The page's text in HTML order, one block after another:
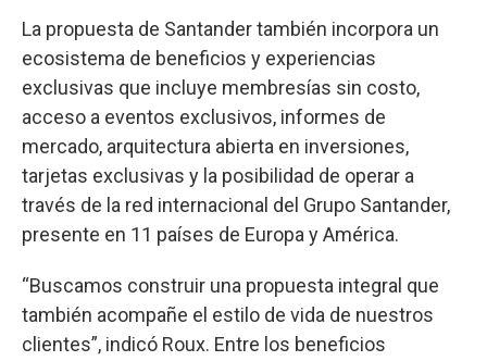
La propuesta de Santander también incorpora un
ecosistema de beneficios y experiencias
exclusivas que incluye membresías sin costo,
acceso a eventos exclusivos, informes de
mercado, arquitectura abierta en inversiones,
tarjetas exclusivas y la posibilidad de operar a
través de la red internacional del Grupo Santander,
presente en 11 países de Europa y América.
“Buscamos construir una propuesta integral que
también acompañe el estilo de vida de nuestros
clientes”, indicó Roux. Entre los beneficios